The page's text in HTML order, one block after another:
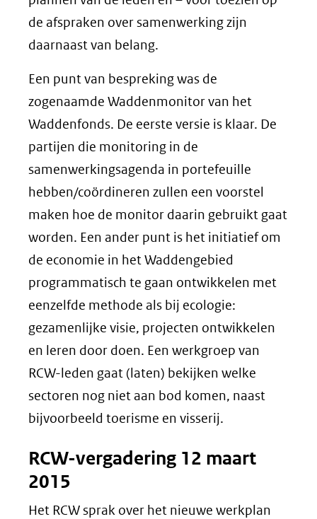
de afspraken over samenwerking zijn
daarnaast van belang.
Een punt van bespreking was de
zogenaamde Waddenmonitor van het
Waddenfonds. De eerste versie is klaar. De
partijen die monitoring in de
samenwerkingsagenda in portefeuille
hebben/coördineren zullen een voorstel
maken hoe de monitor daarin gebruikt gaat
worden. Een ander punt is het initiatief om
de economie in het Waddengebied
programmatisch te gaan ontwikkelen met
eenzelfde methode als bij ecologie:
gezamenlijke visie, projecten ontwikkelen
en leren door doen. Een werkgroep van
RCW-leden gaat (laten) bekijken welke
sectoren nog niet aan bod komen, naast
bijvoorbeeld toerisme en visserij.
RCW-vergadering 12 maart
2015
Het RCW sprak over het nieuwe werkplan